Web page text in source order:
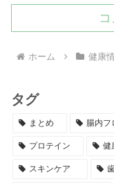
ホーム 健康
タグ
まとめ 腸内フ
プロテイン 健
スキンケア